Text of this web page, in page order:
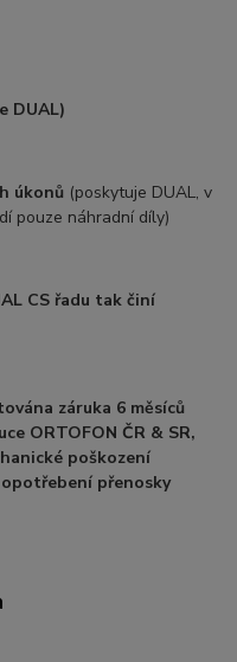
DUAL)
úkonů (poskytuje DUAL, v
pouze náhradní díly)
CS řadu tak činí
záruka 6 měsíců
ORTOFON ČR & SR,
poškození
přenosky